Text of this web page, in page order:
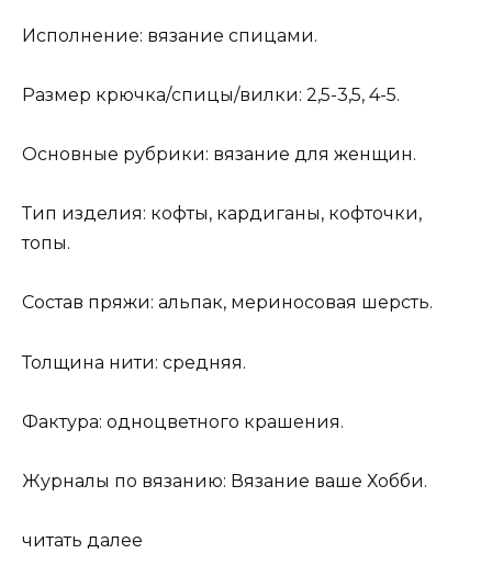
Исполнение: вязание спицами.
Размер крючка/спицы/вилки: 2,5-3,5, 4-5.
Основные рубрики: вязание для женщин.
Тип изделия: кофты, кардиганы, кофточки,
топы.
Состав пряжи: альпак, мериносовая шерсть.
Толщина нити: средняя.
Фактура: одноцветного крашения.
Журналы по вязанию: Вязание ваше Хобби.
читать далее